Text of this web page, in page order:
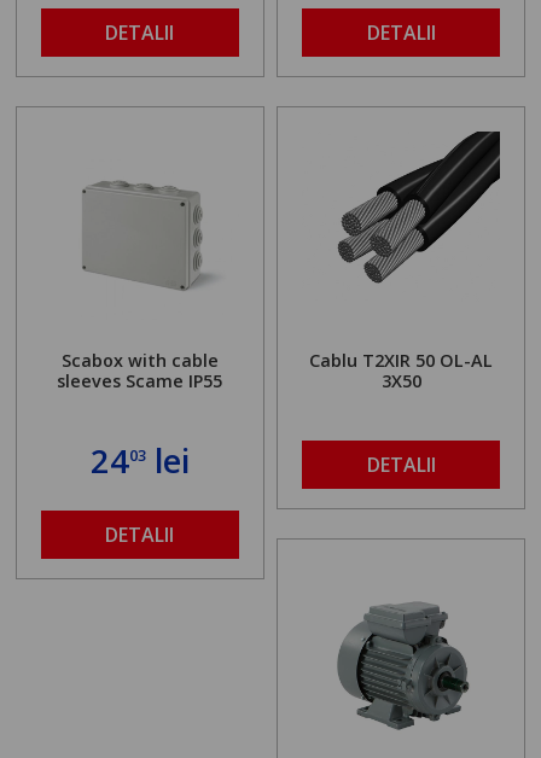
DETALII DETALII
Scabox with cable
sleeves Scame IP55
2403lei
DETALII
Cablu T2XIR 50 OL-AL
3X50
DETALII